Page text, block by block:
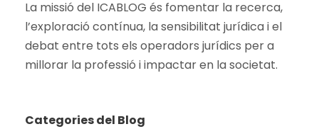
La missió del ICABLOG és fomentar la recerca,
l’exploració contínua, lasensibilitat jurídica i el
debat entre tots els operadors jurídics per a
millorar la professió iimpactar en lasocietat.
Categories del Blog